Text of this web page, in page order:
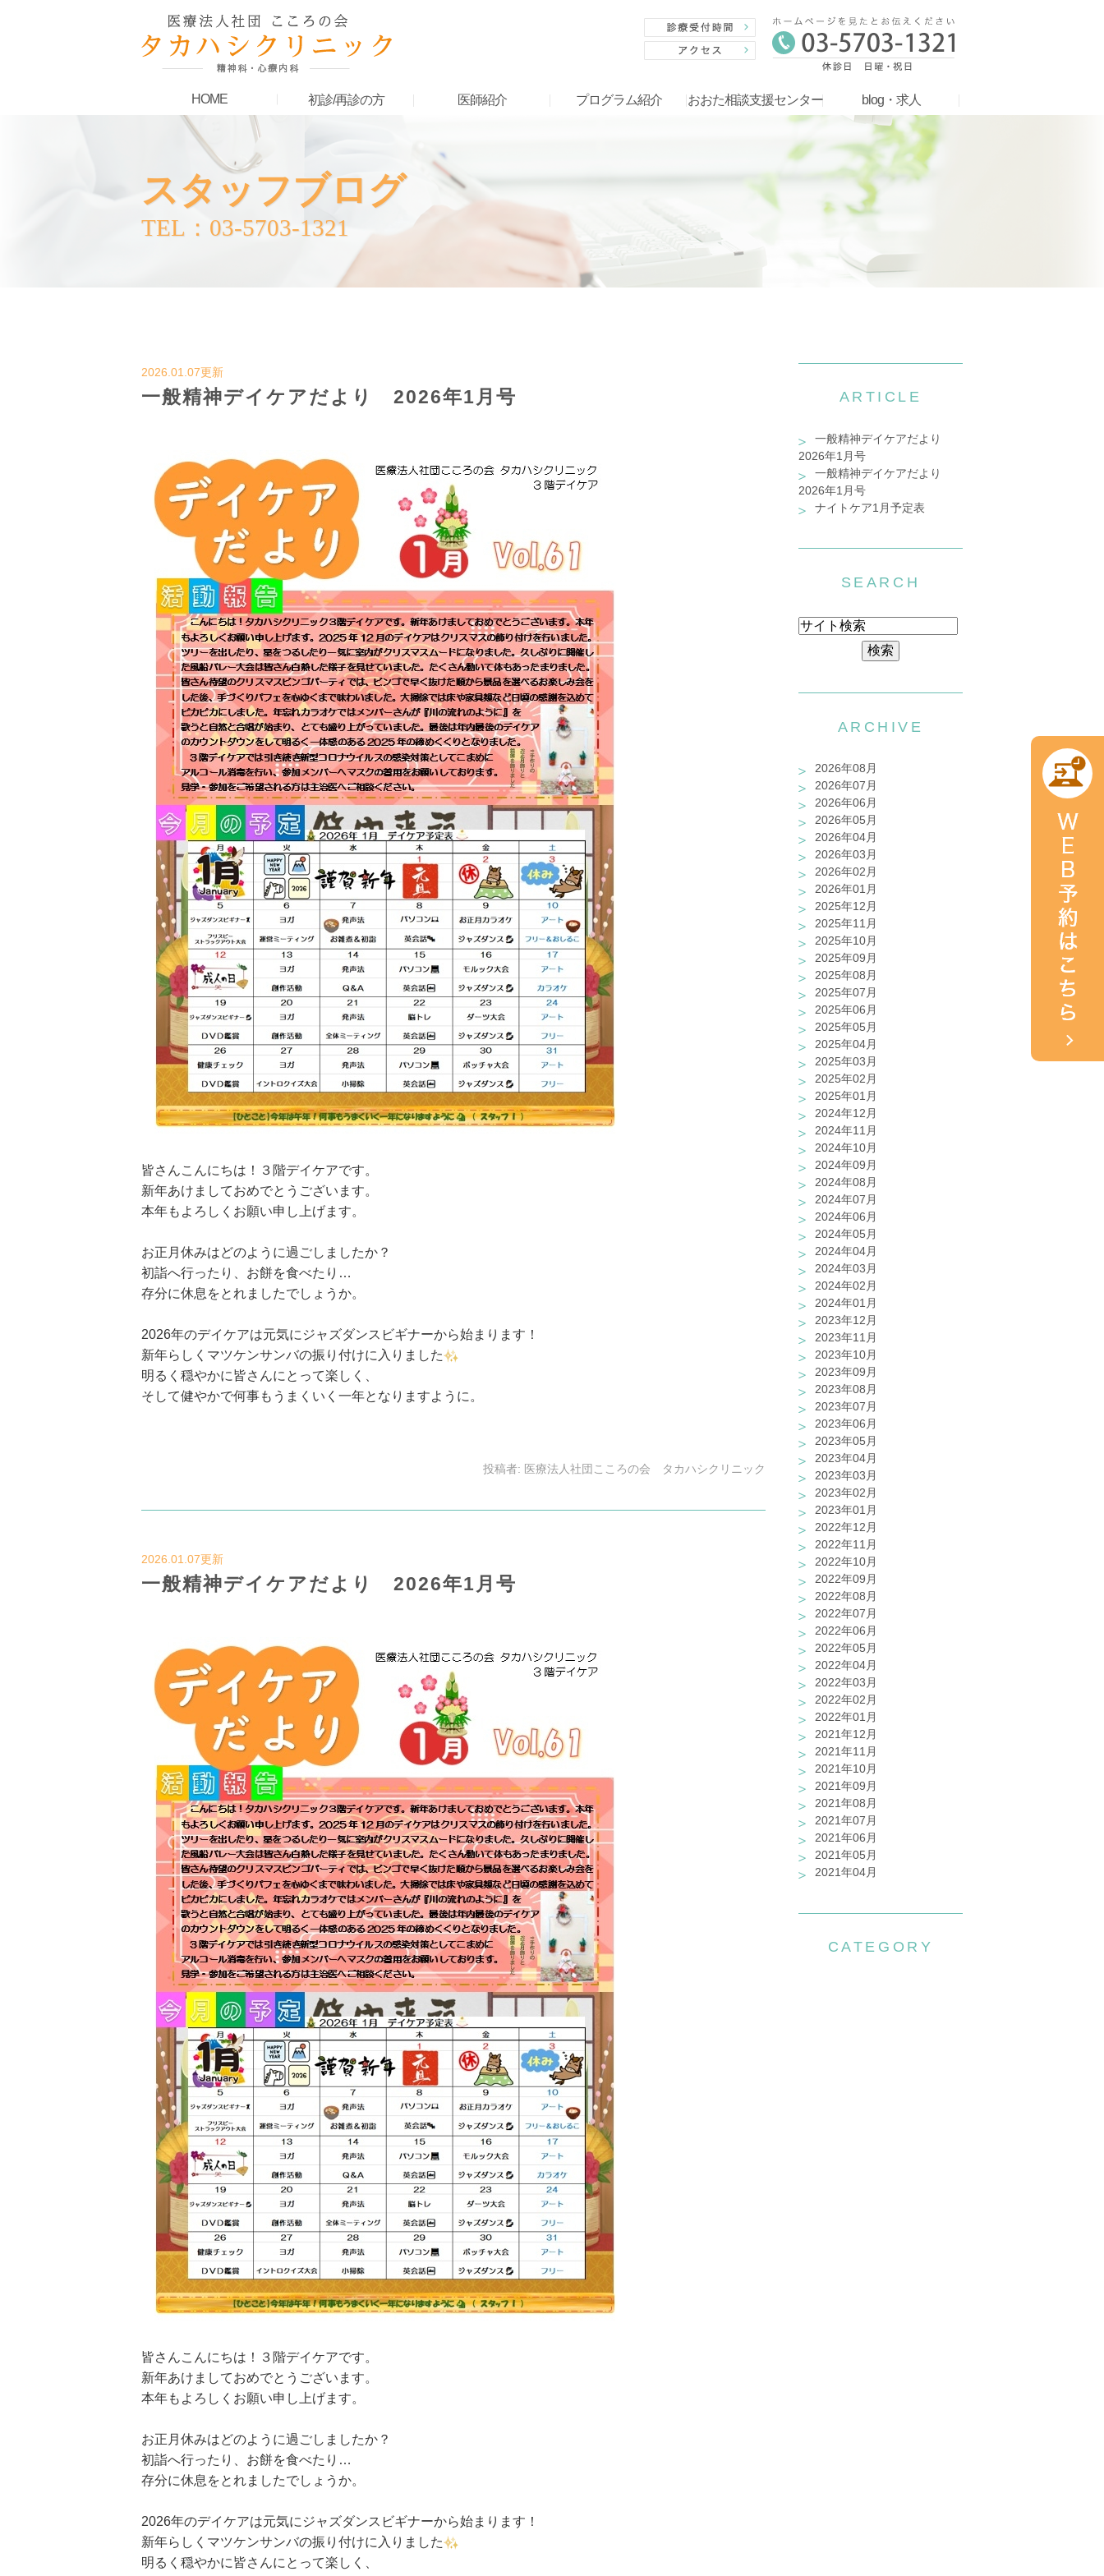
HOME 初診/再診の方 医師紹介 プログラム紹介 おおた相談支援センター blog・求人
スタッフブログ
TEL：03-5703-1321
2026.01.07更新
一般精神デイケアだより 2026年1月号
皆さんこんにちは！３階デイケアです。
新年あけましておめでとうございます。
本年もよろしくお願い申し上げます。
お正月休みはどのように過ごしましたか？
初詣へ行ったり、お餅を食べたり…
存分に休息をとれましたでしょうか。
2026年のデイケアは元気にジャズダンスビギナーから始まります！
新年らしくマツケンサンバの振り付けに入りました
明るく穏やかに皆さんにとって楽しく、
そして健やかで何事もうまくいく一年となりますように。
投稿者: 医療法人社団こころの会 タカハシクリニック
2026.01.07更新
一般精神デイケアだより 2026年1月号
皆さんこんにちは！３階デイケアです。
新年あけましておめでとうございます。
本年もよろしくお願い申し上げます。
お正月休みはどのように過ごしましたか？
初詣へ行ったり、お餅を食べたり…
存分に休息をとれましたでしょうか。
2026年のデイケアは元気にジャズダンスビギナーから始まります！
新年らしくマツケンサンバの振り付けに入りました
明るく穏やかに皆さんにとって楽しく、
ARTICLE
一般精神デイケアだより
2026年1月号
一般精神デイケアだより
2026年1月号
ナイトケア1月予定表
SEARCH
ARCHIVE
2026年08月
2026年07月
2026年06月
2026年05月
2026年04月
2026年03月
2026年02月
2026年01月
2025年12月
2025年11月
2025年10月
2025年09月
2025年08月
2025年07月
2025年06月
2025年05月
2025年04月
2025年03月
2025年02月
2025年01月
2024年12月
2024年11月
2024年10月
2024年09月
2024年08月
2024年07月
2024年06月
2024年05月
2024年04月
2024年03月
2024年02月
2024年01月
2023年12月
2023年11月
2023年10月
2023年09月
2023年08月
2023年07月
2023年06月
2023年05月
2023年04月
2023年03月
2023年02月
2023年01月
2022年12月
2022年11月
2022年10月
2022年09月
2022年08月
2022年07月
2022年06月
2022年05月
2022年04月
2022年03月
2022年02月
2022年01月
2021年12月
2021年11月
2021年10月
2021年09月
2021年08月
2021年07月
2021年06月
2021年05月
2021年04月
CATEGORY